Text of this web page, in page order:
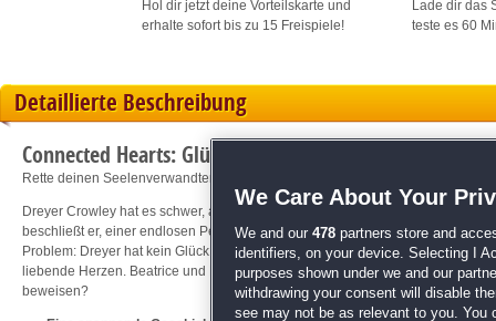
Hol dir jetzt deine Vorteilskarte und
erhalte sofort bis zu 15 Freispiele!
Lade dir das
teste es 60
Detaillierte Beschreibung
Connected Hearts: Glücksspiel Sammleredition
Rette deinen Seelenverwandten vor Fortunas Zugriff!
Dreyer Crowley hat es schwer, aufzuwachsen: Er verliert seine Eltern und
beschließt er, einer endlosen Pechsträhne ein Ende zu bereiten und den Ruf
Problem: Dreyer hat kein Glück. Verzweifelt beschließt er, mit Fortuna einen
liebende Herzen. Beatrice und Franz sind Dreyers nächste Ziele. Liebe
beweisen?
We Care About Your
We and our 478 partners store and
identifiers, on your device. Selecting I
purposes shown under we and our
withdrawing your consent will disable
see may not be as relevant to you. You